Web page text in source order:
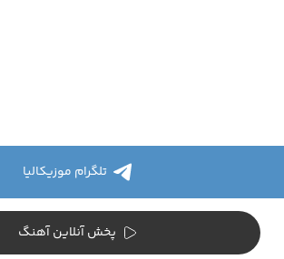
تلگرام موزیکالیا
پخش آنلاین آهنگ